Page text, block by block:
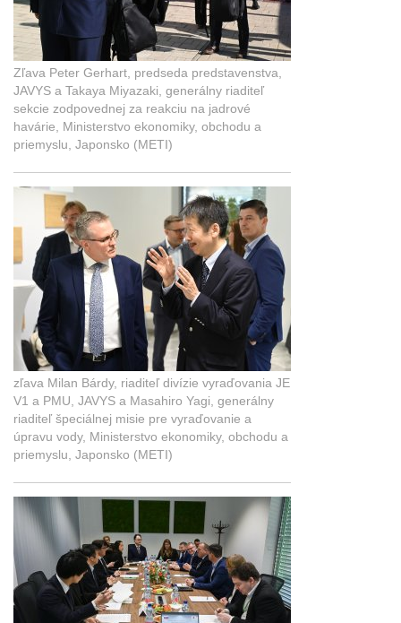
Zľava Peter Gerhart, predseda predstavenstva,
JAVYS a Takaya Miyazaki, generálny riaditeľ
sekcie zodpovednej za reakciu na jadrové
havárie, Ministerstvo ekonomiky, obchodu a
priemyslu, Japonsko (METI)
zľava Milan Bárdy, riaditeľ divízie vyraďovania JE
V1 a PMU, JAVYS a Masahiro Yagi, generálny
riaditeľ špeciálnej misie pre vyraďovanie a
úpravu vody, Ministerstvo ekonomiky, obchodu a
priemyslu, Japonsko (METI)